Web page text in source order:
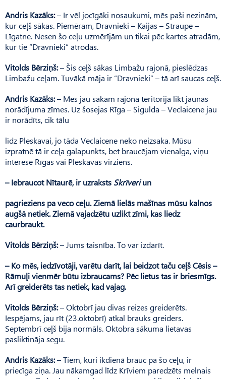
Andris Kazāks:– Ir vēl jocīgāki nosaukumi, mēs paši nezinām,
kur ceļš sākas. Piemēram, Dravnieki – Kaijas – Straupe –
Līgatne. Nesen šo ceļu uzmērījām un tikai pēc kartes atradām,
kur tie “Dravnieki” atrodas.
Vitolds Bērziņš:– Šis ceļš sākas Limbažu rajonā, pieslēdzas
Limbažu ceļam. Tuvākā māja ir “Dravnieki” – tā arī saucas ceļš.
Andris Kazāks:– Mēs jau sākam rajona teritorijā likt jaunas
norādījuma zīmes. Uz šosejas Rīga – Sigulda – Veclaicene jau
ir norādīts, cik tālu
līdz Pleskavai, jo tāda Veclaicene neko neizsaka. Mūsu
izpratnē tā ir ceļa galapunkts, bet braucējam vienalga, viņu
interesē Rīgas vai Pleskavas virziens.
– Iebraucot Nītaurē, ir uzraksts Skrīveriun
pagrieziens pa veco ceļu. Ziemā lielās mašīnas mūsu kalnos
augšā netiek. Ziemā vajadzētu uzlikt zīmi, kas liedz
caurbraukt.
Vitolds Bērziņš:– Jums taisnība. To var izdarīt.
– Ko mēs, iedzīvotāji, varētu darīt, lai beidzot taču ceļš Cēsis –
Rāmuļi vienmēr būtu izbraucams? Pēc lietus tas ir briesmīgs.
Arī greiderēts tas netiek, kad vajag.
Vitolds Bērziņš:– Oktobrī jau divas reizes greiderēts.
Iespējams, jau rīt (23.oktobrī) atkal brauks greiders.
Septembrī ceļš bija normāls. Oktobra sākuma lietavas
pasliktināja segu.
Andris Kazāks:– Tiem, kuri ikdienā brauc pa šo ceļu, ir
priecīga ziņa. Jau nākamgad līdz Krīviem paredzēts melnais